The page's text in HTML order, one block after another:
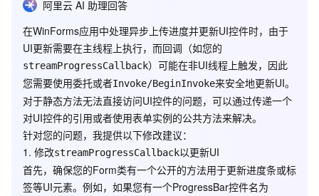
                client.PutObject(putObjectRequest);
Console.WriteLine("Put object:{0} succeeded",
        }
        catch (OssException ex)
        {
Console.WriteLine("Failed with error code:
        }
        catch (Exception ex)
        {
Console.WriteLine("Failed with error info:
        }
    }
private  static void streamProgressCallback(object
阿里云 AI 助理回答
在WinForms应用中处理异步上传进度并更新UI控件时，由于
UI更新需要在主线程上执行，而回调（如您的
streamProgressCallback）可能在非UI线程上触发，因此
您需要使用委托或者Invoke/BeginInvoke来安全地更新UI。
对于静态方法无法直接访问UI控件的问题，可以通过传递一个
对UI控件的引用或者使用表单实例的公共方法来解决。
针对您的问题，我提供以下修改建议：
1. 修改streamProgressCallback以更新UI
首先，确保您的Form类有一个公开的方法用于更新进度条或标
签等UI元素。例如，如果您有一个ProgressBar控件名为